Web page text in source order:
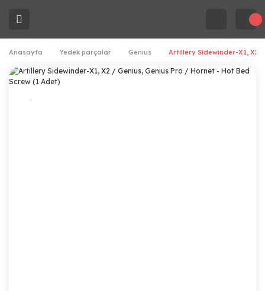
Anasayfa Yedek parçalar Genius Artillery Sidewinder-X1, X2